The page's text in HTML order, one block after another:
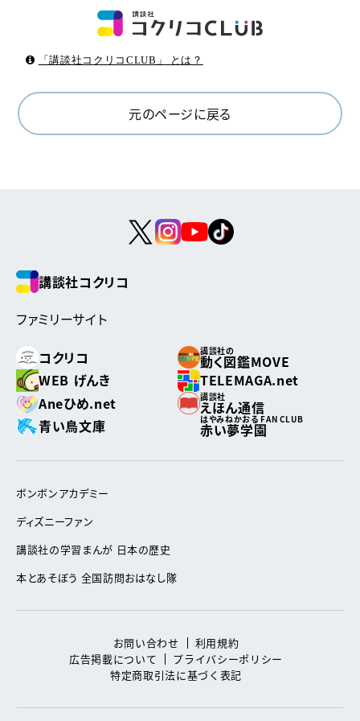
「講談社コクリコCLUB」 とは？
元のページに戻る
講談社コクリコ
ファミリーサイト
コクリコ
講談社の
動く図鑑MOVE
WEB げんき
TELEMAGA.net
Aneひめ.net
講談社
えほん通信
青い鳥文庫
はやみねかおる FAN CLUB
赤い夢学園
ボンボンアカデミー
ディズニーファン
講談社の学習まんが 日本の歴史
本とあそぼう 全国訪問おはなし隊
お問い合わせ
利用規約
広告掲載について
プライバシーポリシー
特定商取引法に基づく表記